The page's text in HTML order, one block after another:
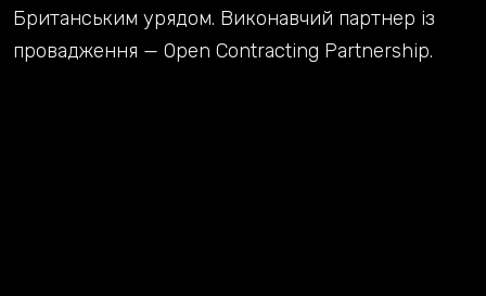
Британським урядом. Виконавчий партнер із
провадження — Open Contracting Partnership.